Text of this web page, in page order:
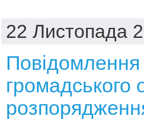
22 Листопада
громадського